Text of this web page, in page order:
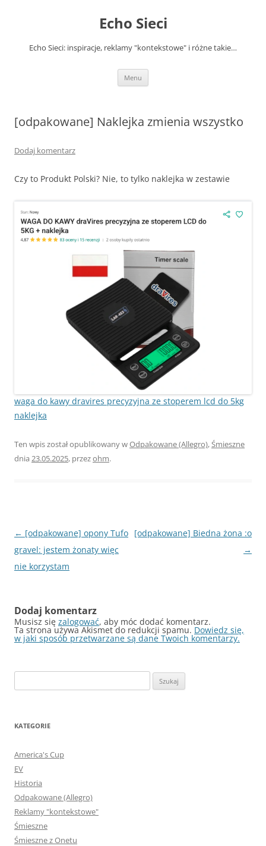
Echo Sieci
Echo Sieci: inspiracje, reklamy "kontekstowe" i różne takie…
Menu
[odpakowane] Naklejka zmienia wszystko
Dodaj komentarz
Czy to Produkt Polski? Nie, to tylko naklejka w zestawie
waga do kawy dravires precyzyjna ze stoperem lcd do 5kg
naklejka
Ten wpis został opublikowany wOdpakowane (Allegro),Śmieszne
dnia 23.05.2025, przezohm.
Nawigacja
wpisu
← [odpakowane] opony Tufo
gravel: jestem żonaty więc
nie korzystam
[odpakowane] Biedna żona :o
→
Dodaj komentarz
Musisz się zalogować, aby móc dodać komentarz.
Ta strona używa Akismet do redukcji spamu. Dowiedz się,
w jaki sposób przetwarzane są dane Twoich komentarzy.
KATEGORIE
America's Cup
EV
Historia
Odpakowane (Allegro)
Reklamy "kontekstowe"
Śmieszne
Śmieszne z Onetu